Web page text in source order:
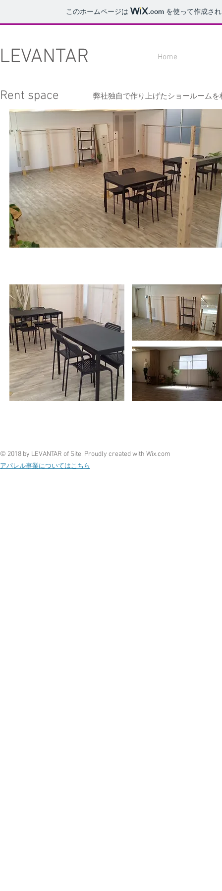
このホームページは .com を使って作成さ
LEVANTAR Home
Rent space 弊社独自で作り上げたショールーム
© 2018 by LEVANTAR of Site. Proudly created with Wix.com
アパレル事業についてはこちら